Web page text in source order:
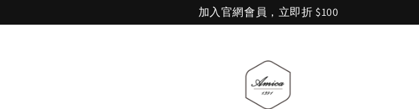
加入官網會員，立即折 $100